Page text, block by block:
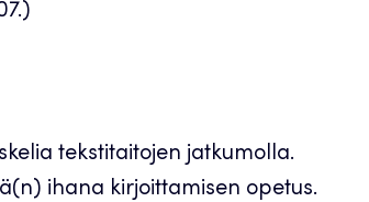
tekstitaitojen jatkumolla.
ihana kirjoittamisen opetus.